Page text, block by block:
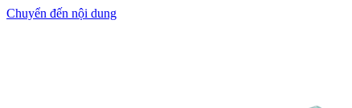
Chuyển đến nội dung